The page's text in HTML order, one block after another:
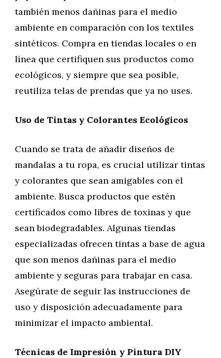
también menos dañinas para el medio
ambiente en comparación con los textiles
sintéticos. Compra en tiendas locales o en
línea que certifiquen sus productos como
ecológicos, y siempre que sea posible,
reutiliza telas de prendas que ya no uses.
Uso de Tintas y Colorantes Ecológicos
Cuando se trata de añadir diseños de
mandalas a tu ropa, es crucial utilizar tintas
y colorantes que sean amigables con el
ambiente. Busca productos que estén
certificados como libres de toxinas y que
sean biodegradables. Algunas tiendas
especializadas ofrecen tintas a base de agua
que son menos dañinas para el medio
ambiente y seguras para trabajar en casa.
Asegúrate de seguir las instrucciones de
uso y disposición adecuadamente para
minimizar el impacto ambiental.
Técnicas de Impresión y Pintura DIY